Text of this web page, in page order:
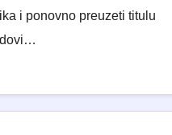
i ponovno preuzeti titulu